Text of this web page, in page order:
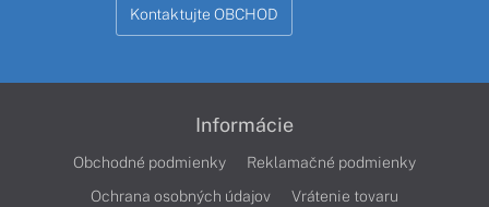
Kontaktujte OBCHOD
Informácie
Obchodné podmienky
Reklamačné podmienky
Ochrana osobných údajov
Vrátenie tovaru